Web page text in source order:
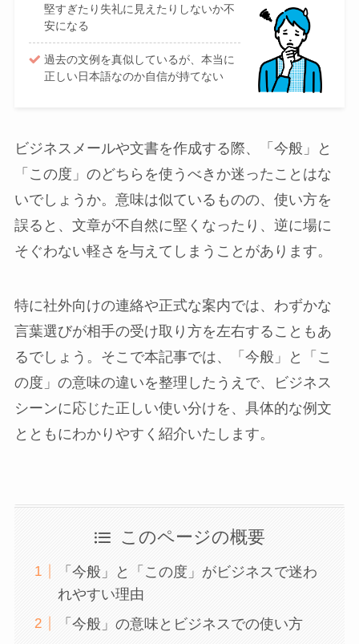
堅すぎたり失礼に見えたりしないか不
安になる
過去の文例を真似しているが、本当に
正しい日本語なのか自信が持てない
ビジネスメールや文書を作成する際、「今般」と
「この度」のどちらを使うべきか迷ったことはな
いでしょうか。意味は似ているものの、使い方を
誤ると、文章が不自然に堅くなったり、逆に場に
そぐわない軽さを与えてしまうことがあります。
特に社外向けの連絡や正式な案内では、わずかな
言葉選びが相手の受け取り方を左右することもあ
るでしょう。そこで本記事では、「今般」と「こ
の度」の意味の違いを整理したうえで、ビジネス
シーンに応じた正しい使い分けを、具体的な例文
とともにわかりやすく紹介いたします。
このページの概要
「今般」と「この度」がビジネスで迷わ
れやすい理由
「今般」の意味とビジネスでの使い方